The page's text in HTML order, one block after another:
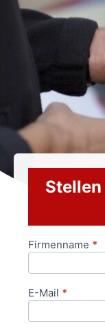
Anfrageformular
Firmenname *
E-Mail *